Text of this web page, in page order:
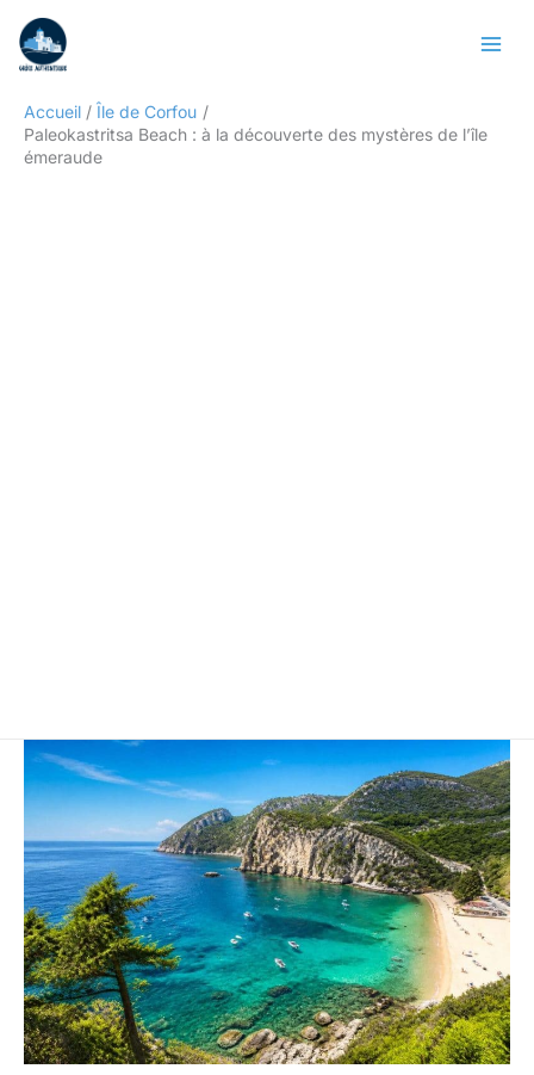
contenu
Accueil
Île de Corfou
Paleokastritsa Beach : à la découverte des mystères de l’île
émeraude
Rechercher